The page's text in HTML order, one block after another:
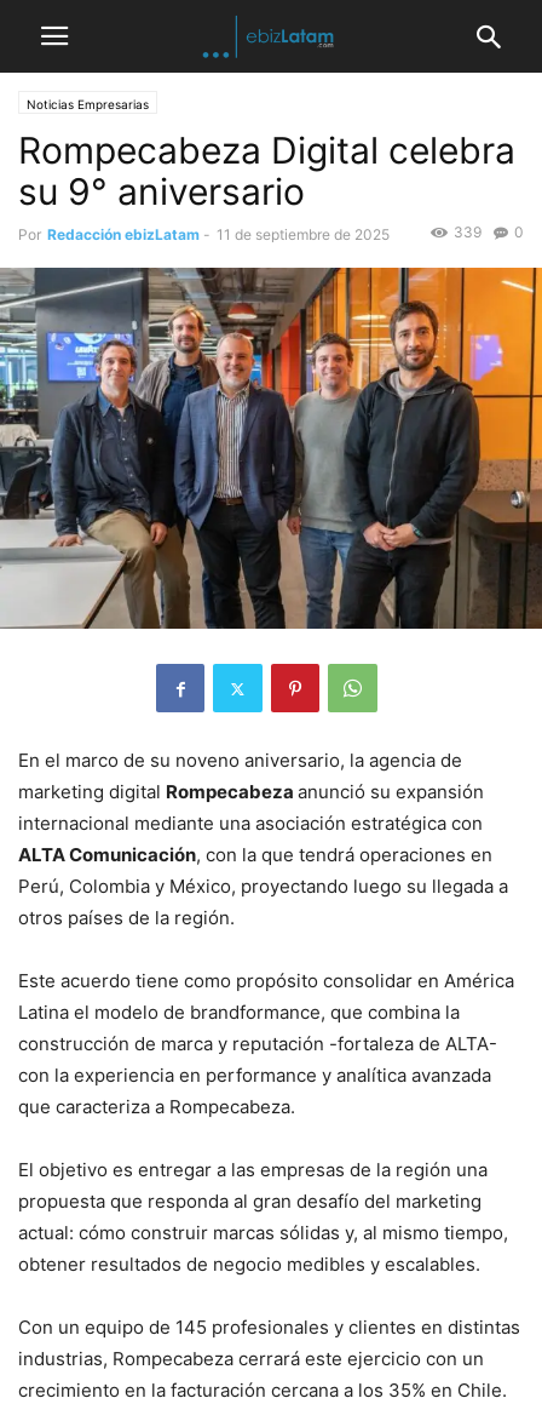
Noticias Empresarias
Rompecabeza Digital celebra
su 9° aniversario
Por Redacción ebizLatam - 11 de septiembre de 2025 0
339
En el marco de su noveno aniversario, la agencia de
marketing digital Rompecabeza anunció su expansión
internacional mediante una asociación estratégica con
ALTA Comunicación, con la que tendrá operaciones en
Perú, Colombia y México, proyectando luego su llegada a
otros países de la región.
Este acuerdo tiene como propósito consolidar en América
Latina el modelo de brandformance, que combina la
construcción de marca y reputación -fortaleza de ALTA-
con la experiencia en performance y analítica avanzada
que caracteriza a Rompecabeza.
El objetivo es entregar a las empresas de la región una
propuesta que responda al gran desafío del marketing
actual: cómo construir marcas sólidas y, al mismo tiempo,
obtener resultados de negocio medibles y escalables.
Con un equipo de 145 profesionales y clientes en distintas
industrias, Rompecabeza cerrará este ejercicio con un
crecimiento en la facturación cercana a los 35% en Chile.